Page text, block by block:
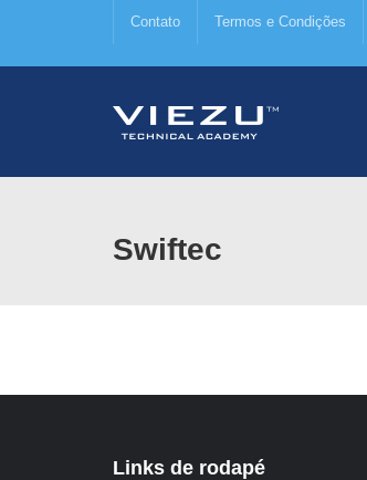
Contato Termos e Condições
Swiftec
Links de rodapé